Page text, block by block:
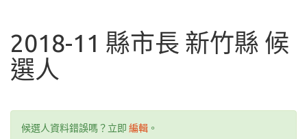
2018-11 縣市長 新竹縣 候
選人
候選人資料錯誤嗎？立即 編輯 。